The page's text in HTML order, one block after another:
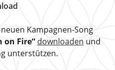
Kampagnen-Song
on Fire“ downloaden und
unterstützen.